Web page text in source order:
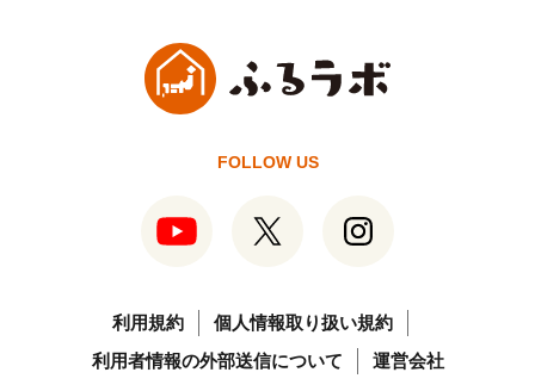
FOLLOW US
利用規約
個人情報取り扱い規約
利用者情報の外部送信について
運営会社